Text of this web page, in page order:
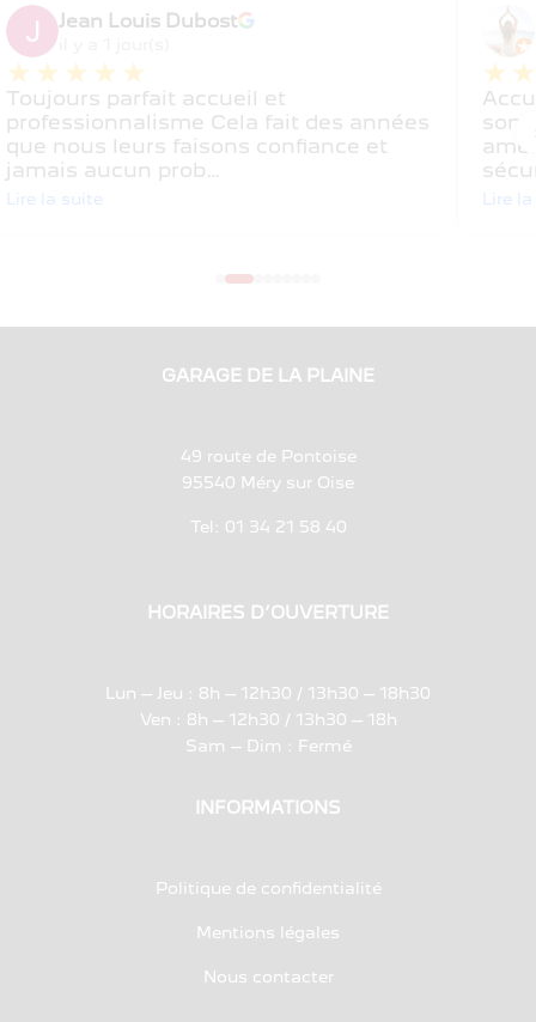
Jean Louis Dubost
★★★★★
Toujours parfait accueil et
professionnalisme Cela fait des années
que nous leurs faisons confiance et
jamais aucun prob…
Lire la suite
sont
Lire
GARAGE DE LA PLAINE
49 route de Pontoise
95540 Méry sur Oise
Tel: 01 34 21 58 40
HORAIRES D’OUVERTURE
Lun – Jeu : 8h – 12h30 / 13h30 – 18h30
Ven : 8h – 12h30 / 13h30 – 18h
Sam – Dim : Fermé
INFORMATIONS
Politique de confidentialité
Mentions légales
Nous contacter